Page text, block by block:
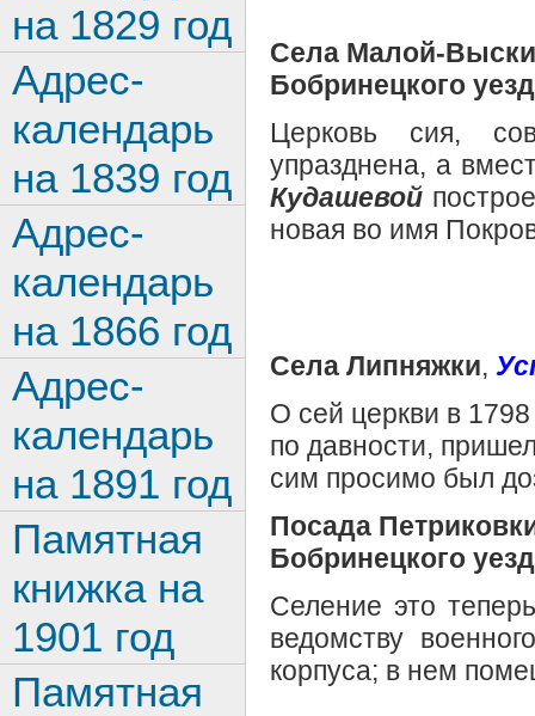
Села Малой-Выски
Бобринецкого
Церковь сия,
упразднена, а
Кудашевой
новая во имя
Села Липняжки,
О сей церкви в
по давности,
сим просимо был
Посада
Бобринецкого
Селение это
ведомству
корпуса; в нем
на 1829 год
Адрес-
календарь
на 1839 год
Адрес-
календарь
на 1866 год
Адрес-
календарь
на 1891 год
Памятная
книжка на
1901 год
Памятная